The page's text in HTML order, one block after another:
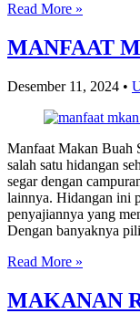
Read More »
MANFAAT
Desember 11, 2024 •
Manfaat Makan Buah
salah satu hidangan
segar dengan
lainnya. Hidangan ini
penyajiannya yang
Dengan banyaknya
Read More »
MAKANAN